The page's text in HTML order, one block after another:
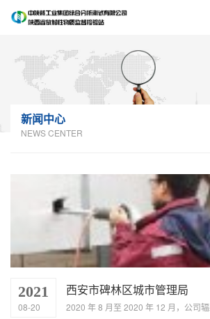
新闻中心
NEWS CENTER
2021
08-20
西安市碑林区城市管理局